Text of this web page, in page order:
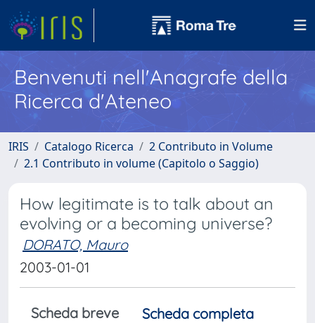
Benvenuti nell'Anagrafe della
Ricerca d'Ateneo
IRIS Catalogo Ricerca
2 Contributo in Volume
2.1 Contributo in volume (Capitolo o Saggio)
How legitimate is to talk about an
evolving or a becoming universe?
DORATO, Mauro
2003-01-01
Scheda breve
Scheda completa